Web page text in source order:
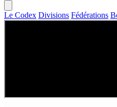
Le Codex Divisions Fédérations